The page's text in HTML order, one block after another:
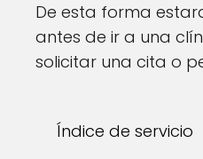
De esta forma
antes de ir a una
solicitar una cita o
Índice de servicio